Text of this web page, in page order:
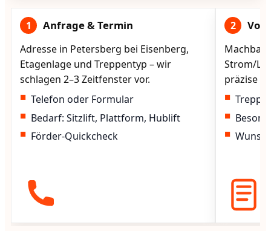
1 Anfrage & Termin
Adresse in Petersberg bei Eisenberg,
Etagenlage und Treppentyp – wir
schlagen 2–3 Zeitfenster vor.
Telefon oder Formular
Bedarf: Sitzlift, Plattform, Hublift
Förder-Quickcheck
2
Strom/
präzise